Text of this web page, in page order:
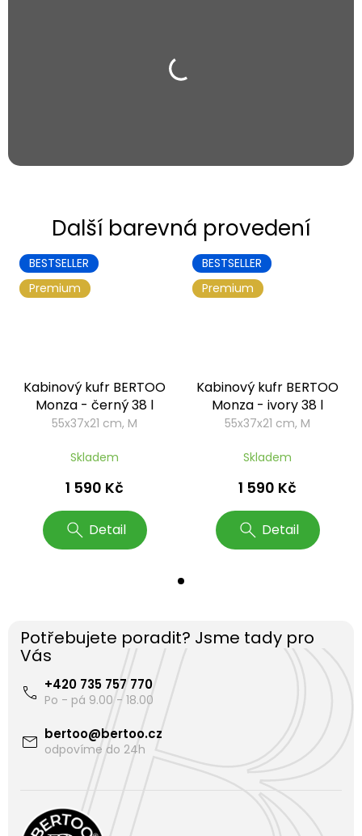
BESTSELLER
Premium
Kabinový kufr BERTOO
Monza - černý 38 l
55x37x21 cm, M
Skladem
1 590 Kč
Detail
BESTSELLER
Premium
Kabinový kufr BERTOO
Monza - ivory 38 l
55x37x21 cm, M
Skladem
1 590 Kč
Detail
Potřebujete poradit? Jsme tady pro
Vás
bertoo@bertoo.cz
+420 735 757 770